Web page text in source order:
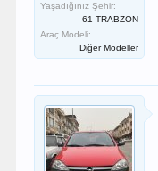
Yaşadığınız Şehir:
61-TRABZON
Araç Modeli:
Diğer Modeller